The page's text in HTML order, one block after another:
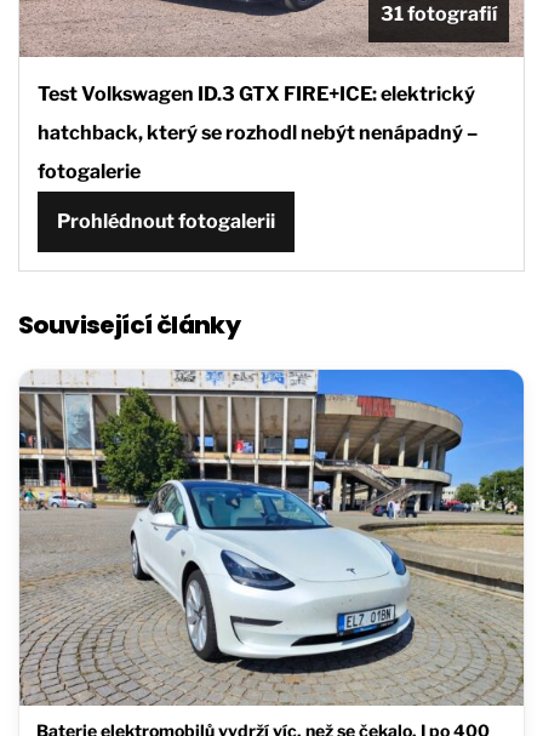
31 fotografií
Test Volkswagen ID.3 GTX FIRE+ICE: elektrický
hatchback, který se rozhodl nebýt nenápadný –
fotogalerie
Prohlédnout fotogalerii
Související články
Baterie elektromobilů vydrží víc, než se čekalo. I po 400